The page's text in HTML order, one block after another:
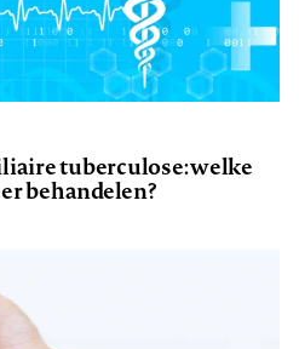
tuberculose: welke
behandelen?